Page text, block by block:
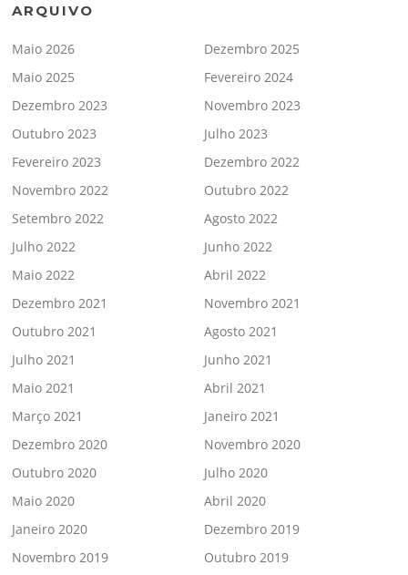
ARQUIVO
Maio 2026
Dezembro 2025
Maio 2025
Fevereiro 2024
Dezembro 2023
Novembro 2023
Outubro 2023
Julho 2023
Fevereiro 2023
Dezembro 2022
Novembro 2022
Outubro 2022
Setembro 2022
Agosto 2022
Julho 2022
Junho 2022
Maio 2022
Abril 2022
Dezembro 2021
Novembro 2021
Outubro 2021
Agosto 2021
Julho 2021
Junho 2021
Maio 2021
Abril 2021
Março 2021
Janeiro 2021
Dezembro 2020
Novembro 2020
Outubro 2020
Julho 2020
Maio 2020
Abril 2020
Janeiro 2020
Dezembro 2019
Novembro 2019
Outubro 2019